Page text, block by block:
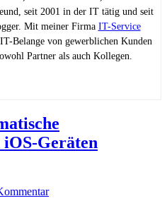
seit 2001 in der IT tätig und seit
Mit meiner Firma IT-Service
Belange von gewerblichen Kunden
Partner als auch Kollegen.
iOS-Geräten